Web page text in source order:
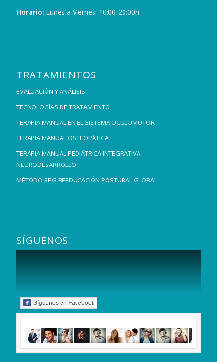
Horario: Lunes a Viernes: 10:00-20:00h
TRATAMIENTOS
EVALUACIÓN Y ANÁLISIS
TECNOLOGÍAS DE TRATAMIENTO
TERAPIA MANUAL EN EL SISTEMA OCULOMOTOR
TERAPIA MANUAL OSTEOPÁTICA
TERAPIA MANUAL PEDIÁTRICA INTEGRATIVA.
NEURODESARROLLO
MÉTODO RPG REEDUCACIÓN POSTURAL GLOBAL
SÍGUENOS
Síguenos en Facebook